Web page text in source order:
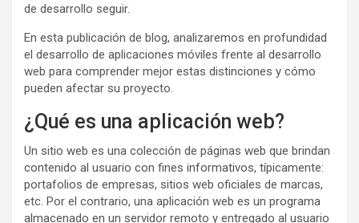
de desarrollo seguir.
En esta publicación de blog, analizaremos en profundidad
el desarrollo de aplicaciones móviles frente al desarrollo
web para comprender mejor estas distinciones y cómo
pueden afectar su proyecto.
¿Qué es una aplicación web?
Un sitio web es una colección de páginas web que brindan
contenido al usuario con fines informativos, típicamente:
portafolios de empresas, sitios web oficiales de marcas,
etc. Por el contrario, una aplicación web es un programa
almacenado en un servidor remoto y entregado al usuario